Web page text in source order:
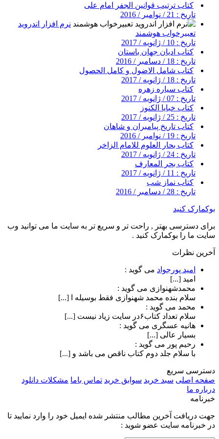
کتاب ترتیب قوانین الجفر امام علی
تاریخ : 21 / نوامبر / 2016
نرم افزار اندروید
تعبیرخواب هوشمند
تاریخ : 10 / ژانویه / 2017
کتاب ادیان جهان باستان
تاریخ : 18 / دسامبر / 2016
کتاب شامل الاضول و کامل الحصول
تاریخ : 18 / ژانویه / 2017
کتاب سیاره زهره
تاریخ : 07 / ژانویه / 2017
کتاب خبایا الکنوز
تاریخ : 25 / ژانویه / 2017
کتاب تاریخ پیامبران و شاهان
تاریخ : 19 / نوامبر / 2016
کتاب بحار العلوم للامام الزاخر
تاریخ : 24 / ژانویه / 2017
کتاب بحر المعارف
تاریخ : 11 / ژانویه / 2017
کتاب نماز شب
تاریخ : 28 / دسامبر / 2016
بوکمارک کنید
برای دسترسی بهتر , راحت تر و سریع تر به سایت ما می توانید وب
سایت ما را بوکمارک کنید .
آخرین نظرات
امید پورجواد می گوید :
امید [...]
محمدشهنوازی می گوید :
سلام بنده محمد شهنوازی فقط بوسیله ا [...]
محمد می گوید :
سلام تعداد کتاب۶در سایت زیاد نیست [...]
هانیه عسگری می گوید :
بسیار عالی [...]
رحیم پور می گوید :
با سلام جلد دوم کتاب ناقص می باشد و [...]
دسترسی سریع
صفحه اصلی سبد خرید سوابق خرید تماس باما مشکلات دانلود
درباره ما
خبرنامه
جهت دریافت آخرین مطالب منتشر شده ایمیل خود را وارد نمایید تا
در خبرنامه سایت عضو شوید :